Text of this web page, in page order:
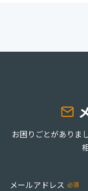
お困りごとがありま
メールアドレス